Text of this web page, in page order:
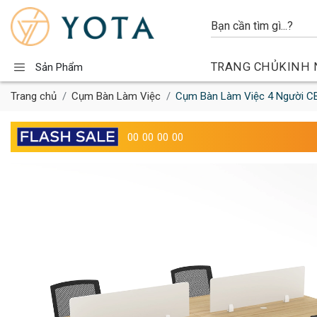
Sản Phẩm TRANG CHỦKINH
Trang chủ Cụm Bàn Làm Việc Cụm Bàn Làm Việc 4 Người
00 00 00 00